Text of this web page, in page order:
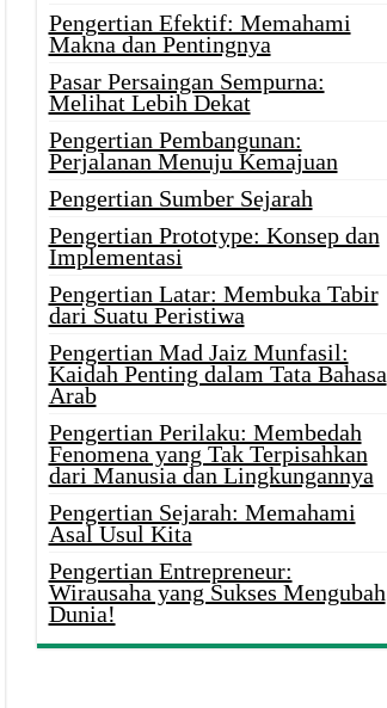
Pengertian Efektif: Memahami
Makna dan Pentingnya
Pasar Persaingan Sempurna:
Melihat Lebih Dekat
Pengertian Pembangunan:
Perjalanan Menuju Kemajuan
Pengertian Sumber Sejarah
Pengertian Prototype: Konsep dan
Implementasi
Pengertian Latar: Membuka Tabir
dari Suatu Peristiwa
Pengertian Mad Jaiz Munfasil:
Kaidah Penting dalam Tata Bahasa
Arab
Pengertian Perilaku: Membedah
Fenomena yang Tak Terpisahkan
dari Manusia dan Lingkungannya
Pengertian Sejarah: Memahami
Asal Usul Kita
Pengertian Entrepreneur:
Wirausaha yang Sukses Mengubah
Dunia!